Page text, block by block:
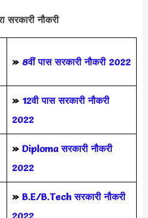
सरकारी नौकरी
» 8वीं पास सरकारी नौकरी 2022
» 12वी पास सरकारी नौकरी
2022
» Diploma सरकारी नौकरी
2022
» B.E/B.Tech सरकारी नौकरी